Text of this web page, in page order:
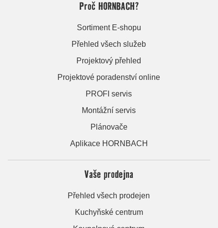
Proč HORNBACH?
Sortiment E-shopu
Přehled všech služeb
Projektový přehled
Projektové poradenství online
PROFI servis
Montážní servis
Plánovače
Aplikace HORNBACH
Vaše prodejna
Přehled všech prodejen
Kuchyňské centrum